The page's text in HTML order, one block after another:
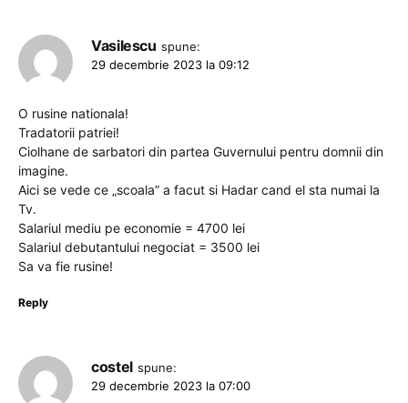
Vasilescu spune:
29 decembrie 2023 la 09:12
O rusine nationala!
Tradatorii patriei!
Ciolhane de sarbatori din partea Guvernului pentru domnii din
imagine.
Aici se vede ce „scoala” a facut si Hadar cand el sta numai la
Tv.
Salariul mediu pe economie = 4700 lei
Salariul debutantului negociat = 3500 lei
Sa va fie rusine!
Reply
costel spune:
29 decembrie 2023 la 07:00